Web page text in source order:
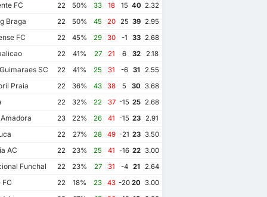
FC 22 50% 33 18 15 40 2.32
Braga 22 50% 45 20 25 39 2.95
FC 22 45% 29 30 -1 33 2.68
22 41% 27 21 6 32
2.18
SC 22 41% 25 31 -6 31
2.55
Praia 22 36% 43 38 5 30 3.68
22 32% 22 37 -15 25 2.68
23 22% 26 41 -15 23
2.91
22 27% 28 49 -21 23 3.50
AC 22 23% 25 41 -16 22 3.00
Funchal 22 23% 27 31 -4 21
2.64
FC 22 18% 23 43 -20 20 3.00